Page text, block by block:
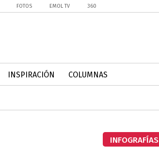
FOTOS EMOL TV 360
INSPIRACIÓN COLUMNAS
INFOGRAFÍAS